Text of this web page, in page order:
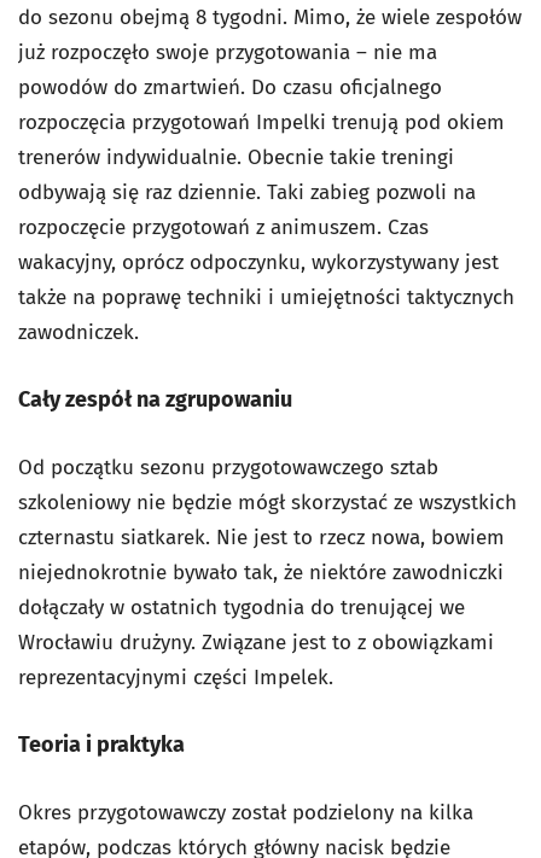
do sezonu obejmą 8 tygodni. Mimo, że wiele zespołów
już rozpoczęło swoje przygotowania – nie ma
powodów do zmartwień. Do czasu oficjalnego
rozpoczęcia przygotowań Impelki trenują pod okiem
trenerów indywidualnie. Obecnie takie treningi
odbywają się raz dziennie. Taki zabieg pozwoli na
rozpoczęcie przygotowań z animuszem. Czas
wakacyjny, oprócz odpoczynku, wykorzystywany jest
także na poprawę techniki i umiejętności taktycznych
zawodniczek.
Cały zespół na zgrupowaniu
Od początku sezonu przygotowawczego sztab
szkoleniowy nie będzie mógł skorzystać ze wszystkich
czternastu siatkarek. Nie jest to rzecz nowa, bowiem
niejednokrotnie bywało tak, że niektóre zawodniczki
dołączały w ostatnich tygodnia do trenującej we
Wrocławiu drużyny. Związane jest to z obowiązkami
reprezentacyjnymi części Impelek.
Teoria i praktyka
Okres przygotowawczy został podzielony na kilka
etapów, podczas których główny nacisk będzie